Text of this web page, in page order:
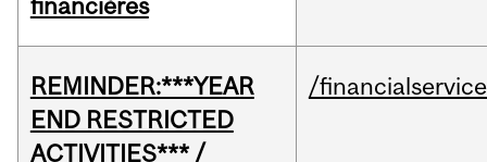
financières
REMINDER:***YEAR
END RESTRICTED
ACTIVITIES*** /
/